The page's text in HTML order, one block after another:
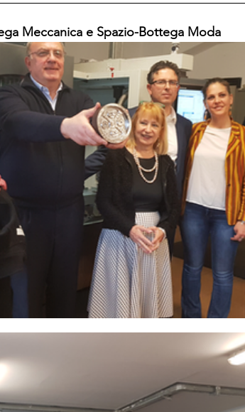
Meccanica e Spazio-Bottega Moda